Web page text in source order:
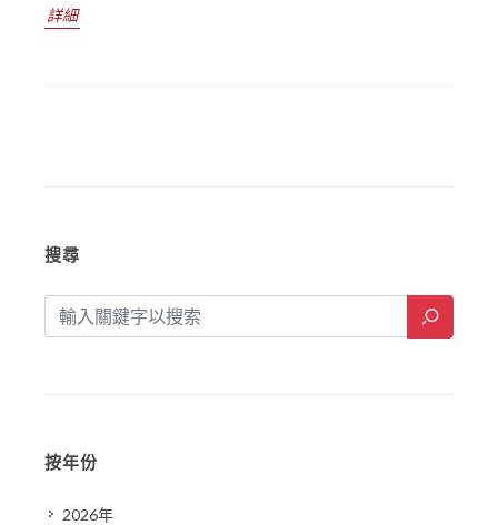
詳細
搜尋
按年份
2026年